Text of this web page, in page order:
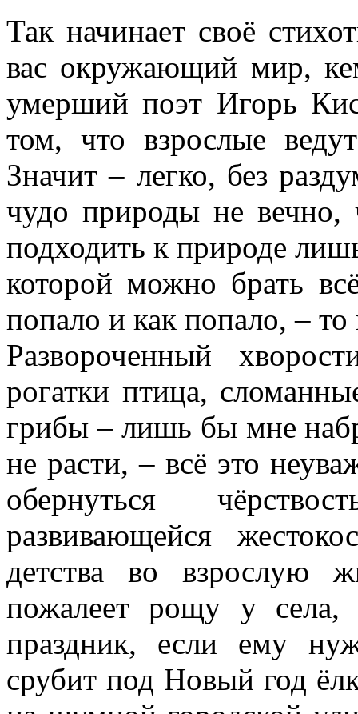
Так начинает своё
вас окружающий мир,
умерший поэт Игорь
том, что взрослые
Значит – легко, без
чудо природы не вечно,
подходить к природе
которой можно брать
попало и как попало, – то
Развороченный
рогатки птица,
грибы – лишь бы мне
не расти, – всё это
обернуться
развивающейся
детства во взрослую
пожалеет рощу у села,
праздник, если ему
срубит под Новый год